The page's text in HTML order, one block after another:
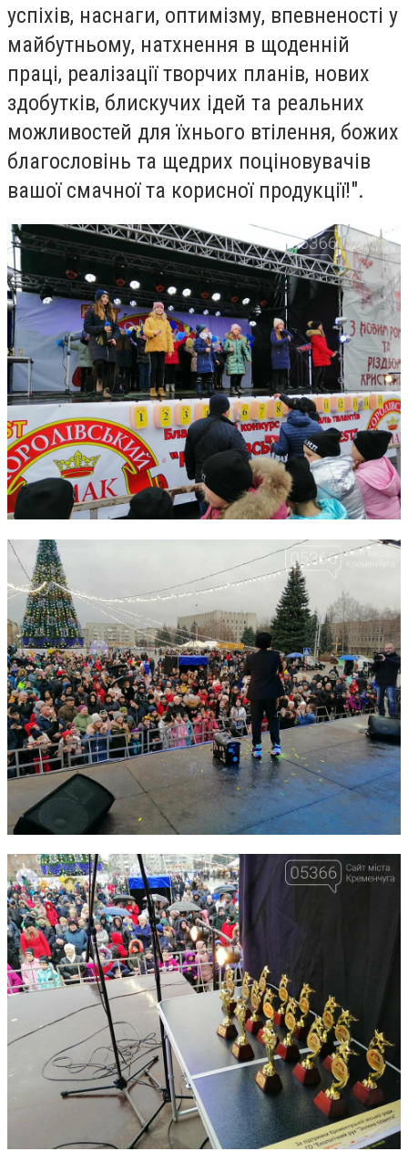
успіхів, наснаги, оптимізму, впевненості у
майбутньому, натхнення в щоденній
праці, реалізації творчих планів, нових
здобутків, блискучих ідей та реальних
можливостей для їхнього втілення, божих
благословінь та щедрих поціновувачів
вашої смачної та корисної продукції!".